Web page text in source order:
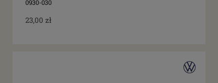
0930-030
23,00 zł